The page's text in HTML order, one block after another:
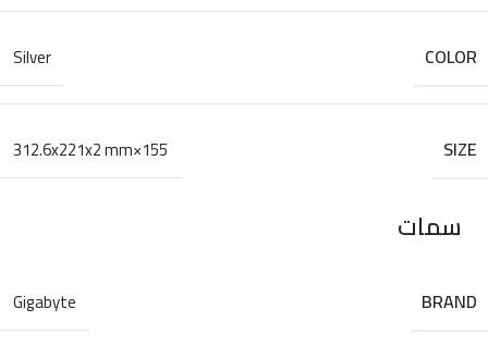
COLOR
Silver
SIZE
155×312.6x221x2 mm
سمات
BRAND
Gigabyte